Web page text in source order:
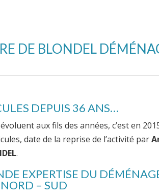
DE BLONDEL
DEPUIS 36 ANS…
aux fils des années, c’est en
date de la reprise de l’activité par
.
EXPERTISE DU
NORD – SUD